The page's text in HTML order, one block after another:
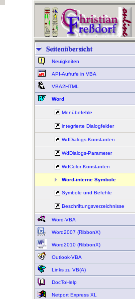
Neuigkeiten
API-Aufrufe in VBA
VBA2HTML
Word
Menübefehle
integrierte Dialogfelder
WdDialogs-Konstanten
WdDialogs-Parameter
WdColor-Konstanten
Word-interne Symbole
Symbole und Befehle
Beschriftungsverzeichnisse
Word-VBA
Word2007 (RibbonX)
Word2010 (RibbonX)
Outlook-VBA
Links zu VB(A)
DocToHelp
Netport Express XL